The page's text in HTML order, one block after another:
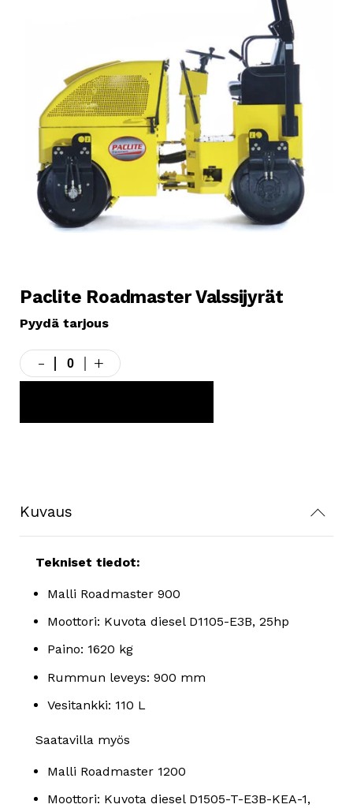
Paclite Roadmaster Valssijyrät
Pyydä tarjous
-
Paclite
Roadmaster
+
Kuvaus
Tekniset tiedot:
Malli Roadmaster 900
Moottori: Kuvota diesel D1105-E3B, 25hp
Paino: 1620 kg
Rummun leveys: 900 mm
Vesitankki: 110 L
Saatavilla myös
Malli Roadmaster 1200
Moottori: Kuvota diesel D1505-T-E3B-KEA-1,